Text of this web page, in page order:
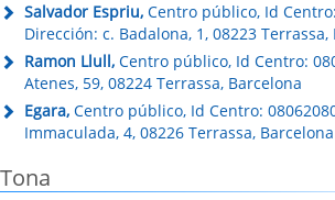
Salvador Espriu, Centro público, Id
Dirección: c. Badalona, 1, 08223 Terrassa,
Ramon Llull, Centro público, Id Centro:
Atenes, 59, 08224 Terrassa, Barcelona
Egara, Centro público, Id Centro:
Immaculada, 4, 08226 Terrassa, Barcelona
Tona